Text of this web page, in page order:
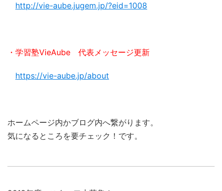
http://vie-aube.jugem.jp/?eid=1008
・学習塾VieAube 代表メッセージ更新
https://vie-aube.jp/about
ホームページ内かブログ内へ繋がります。
気になるところを要チェック！です。